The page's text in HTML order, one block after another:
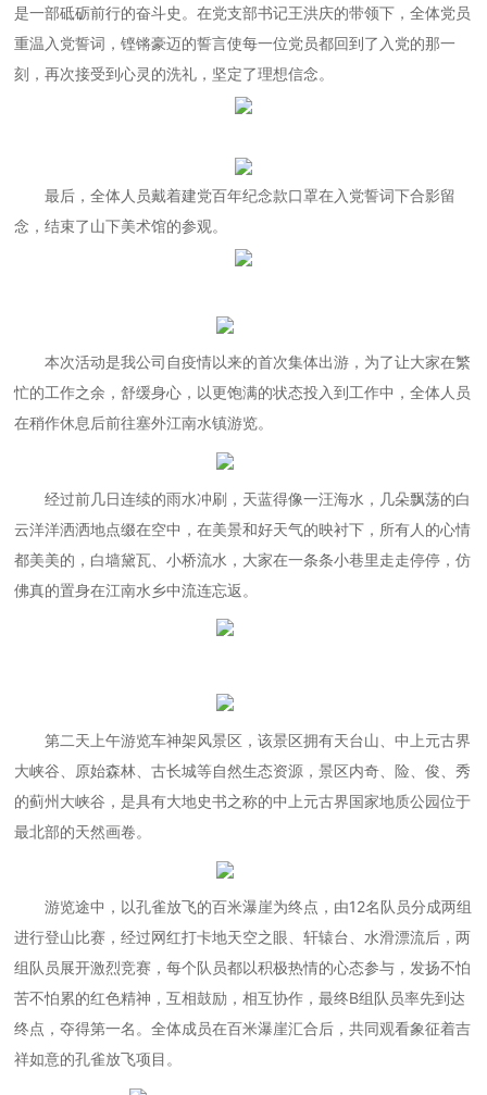
是一部砥砺前行的奋斗史。在党支部书记王洪庆的带领下，全体党员
重温入党誓词，铿锵豪迈的誓言使每一位党员都回到了入党的那一
刻，再次接受到心灵的洗礼，坚定了理想信念。
最后，全体人员戴着建党百年纪念款口罩在入党誓词下合影留
念，结束了山下美术馆的参观。
本次活动是我公司自疫情以来的首次集体出游，为了让大家在繁
忙的工作之余，舒缓身心，以更饱满的状态投入到工作中，全体人员
在稍作休息后前往塞外江南水镇游览。
经过前几日连续的雨水冲刷，天蓝得像一汪海水，几朵飘荡的白
云洋洋洒洒地点缀在空中，在美景和好天气的映衬下，所有人的心情
都美美的，白墙黛瓦、小桥流水，大家在一条条小巷里走走停停，仿
佛真的置身在江南水乡中流连忘返。
第二天上午游览车神架风景区，该景区拥有天台山、中上元古界
大峡谷、原始森林、古长城等自然生态资源，景区内奇、险、俊、秀
的蓟州大峡谷，是具有大地史书之称的中上元古界国家地质公园位于
最北部的天然画卷。
游览途中，以孔雀放飞的百米瀑崖为终点，由12名队员分成两组
进行登山比赛，经过网红打卡地天空之眼、轩辕台、水滑漂流后，两
组队员展开激烈竞赛，每个队员都以积极热情的心态参与，发扬不怕
苦不怕累的红色精神，互相鼓励，相互协作，最终B组队员率先到达
终点，夺得第一名。全体成员在百米瀑崖汇合后，共同观看象征着吉
祥如意的孔雀放飞项目。